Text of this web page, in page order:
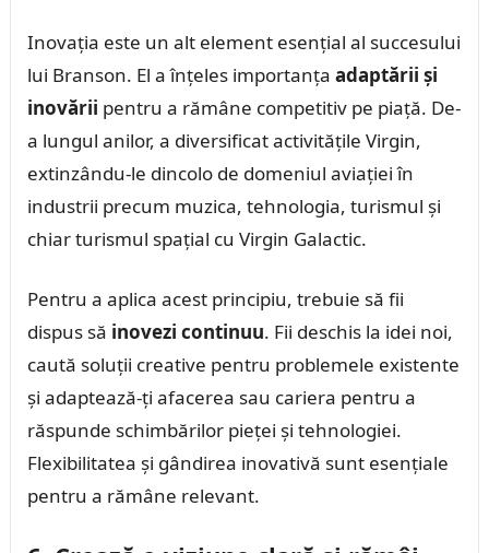
Inovația este un alt element esențial al succesului
lui Branson. El a înțeles importanța adaptării și
inovării pentru a rămâne competitiv pe piață. De-
a lungul anilor, a diversificat activitățile Virgin,
extinzându-le dincolo de domeniul aviației în
industrii precum muzica, tehnologia, turismul și
chiar turismul spațial cu Virgin Galactic.
Pentru a aplica acest principiu, trebuie să fii
dispus să inovezi continuu. Fii deschis la idei noi,
caută soluții creative pentru problemele existente
și adaptează-ți afacerea sau cariera pentru a
răspunde schimbărilor pieței și tehnologiei.
Flexibilitatea și gândirea inovativă sunt esențiale
pentru a rămâne relevant.